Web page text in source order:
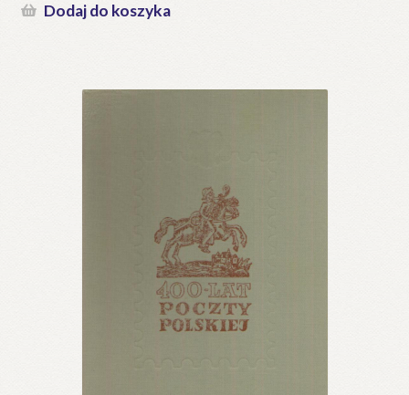
Dodaj do koszyka